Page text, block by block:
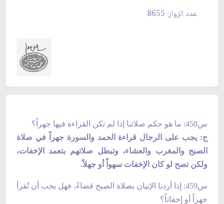
عدد الزوار: 8655
س458: ما هو حكم صلاتنا إذا لم تكن القراءة فيها جهراً؟
ج: يجب على الرجال قراءة الحمد والسورة جهراً في صلاة
الصبح والمغرب والعشاء، وتبطل صلاتهم بتعمد الإخفات،
ولكن تصح لو كان الإخفات سهواً أو جهلاً.
س459: إذا أردنا الإتيان بصلاة الصبح قضاءً، فهل يجب أن تُقرأ
جهراً أو إخفاتاً؟